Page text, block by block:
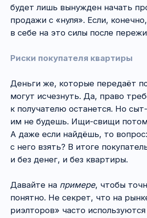
её отсудят или окажется, что проживать в ней
вы будете ещё с 4−5 собратьями?
Что, неужели, на милые сердцу нюансы
Просто мы бы рекомендовали
придерживаться следующего алгоритма.
1) Определитесь с критериями выбора
объектов. Просто по объявлениям. Отбирайте
те, что радуют глаз. Кстати, бдительность
можно проявлять уже на этом этапе. Что
должно отпугивать?
— продавец общается только напрямую
не будет,
—существенно более низкая цена в сравнении
с аналогичными объектами,
—массовая продажа квартир в одном доме
и т. д.